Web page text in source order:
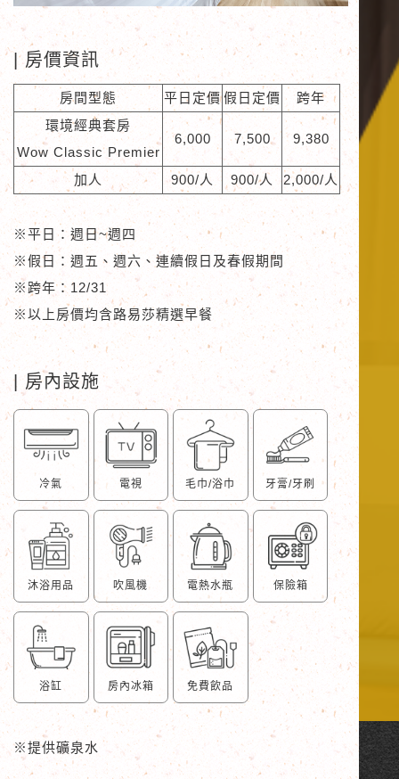
| 房價資訊
房間型態 平日定價假日定價
跨年
環境經典套房
Wow Classic Premier
6,000 7,500 9,380
加人 900/人 900/人 2,000/人
※平日： 週日~週四
※假日： 週五、週六、連續假日及春假期間
※跨年： 12/31
※以上房價均含路易莎精選早餐
| 房內設施
冷氣 電視 毛巾/浴巾 牙膏/牙刷
沐浴用品 吹風機 電熱水瓶 保險箱
浴缸 房內冰箱 免費飲品
※提供礦泉水